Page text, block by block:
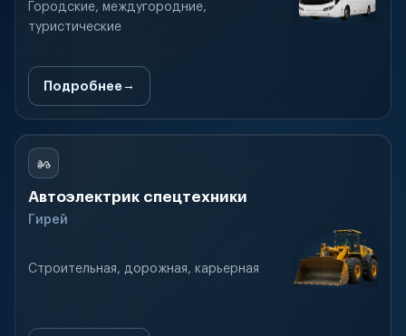
Городские, междугородние,
туристические
Подробнее
Автоэлектрик спецтехники
Гирей
Строительная, дорожная, карьерная